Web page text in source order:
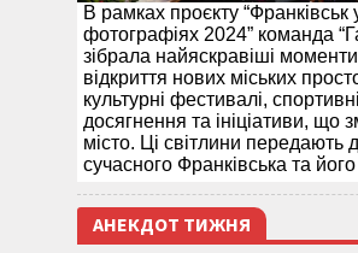
В рамках проєкту “Франківськ
фотографіях 2024” команда
зібрала найяскравіші
відкриття нових міських
культурні фестивалі, спортивні
досягнення та ініціативи, що
місто. Ці світлини передають
сучасного Франківська та
АНЕКДОТ ТИЖНЯ